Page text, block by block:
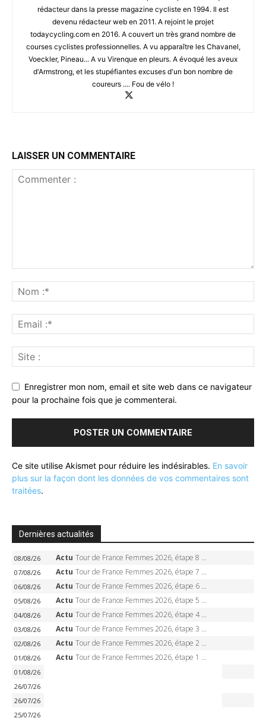
rédacteur dans la presse magazine cycliste en 1994. Il est
devenu rédacteur web en 2011. A rejoint le projet
todaycycling.com en 2016. A couvert un très grand nombre de
courses cyclistes professionnelles. A vu apparaître les Chavanel,
Voeckler, Pineau... A vu Virenque en pleurs. A évoqué les aveux
d'Armstrong, et les stupéfiantes excuses d'un bon nombre de
coureurs .... Fou de vélo !
LAISSER UN COMMENTAIRE
Enregistrer mon nom, email et site web dans ce navigateur
pour la prochaine fois que je commenterai.
Ce site utilise Akismet pour réduire les indésirables. En savoir
plus sur la façon dont les données de vos commentaires sont
traitées.
Dernières actualités
08/08/26 Actu Tour de France Femmes 2026, étape 8 – Demi Vollering gagne à Nice, reprend le jaune, Niewiadoma à 8 secondes
07/08/26 Actu Tour de France Femmes 2026, étape 7 – Kasia Niewiadoma gagne le Ventoux, maillot jaune, Reusser et Vollering piégées
06/08/26 Actu Tour de France Femmes 2026, étape 6 – Kim Le Court-Pienaar gagne à Tournon, Reusser en jaune
05/08/26 Actu Tour de France Femmes 2026, étape 5 – Demi Vollering gagne à Belleville, Reusser en jaune, Ferrand-Prévot coule
04/08/26 Actu Tour de France Femmes 2026, étape 4 – Marlen Reusser écrase le chrono, Ferrand-Prévot en crise
03/08/26 Actu Tour de France Femmes 2026, étape 3 – Sigrid Haugset en solitaire, 88 km d’échappée, maillot jaune
02/08/26 Actu Tour de France Femmes 2026, étape 2 – Lorena Wiebes doublé à Genève, Markus héroïque, 7e record
01/08/26 Actu Tour de France Femmes 2026, étape 1 – Lorena Wiebes intouchable à Lausanne, premier maillot jaune
01/08/26
26/07/26
26/07/26
25/07/26